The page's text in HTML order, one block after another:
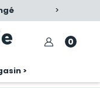
Nos produits, nos
>
0
>